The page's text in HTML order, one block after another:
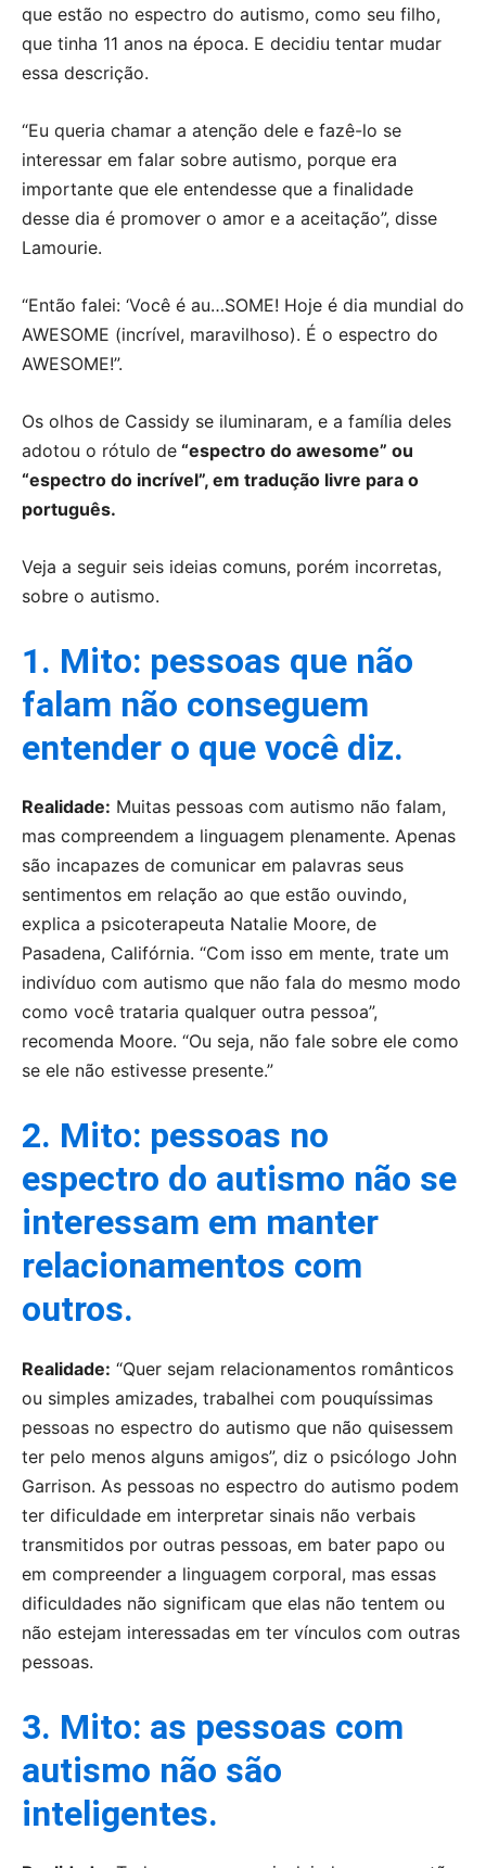
que estão no espectro do autismo, como seu filho,
que tinha 11 anos na época. E decidiu tentar mudar
essa descrição.
“Eu queria chamar a atenção dele e fazê-lo se
interessar em falar sobre autismo, porque era
importante que ele entendesse que a finalidade
desse dia é promover o amor e a aceitação”, disse
Lamourie.
“Então falei: ‘Você é au…SOME! Hoje é dia mundial do
AWESOME (incrível, maravilhoso). É o espectro do
AWESOME!”.
Os olhos de Cassidy se iluminaram, e a família deles
adotou o rótulo de “espectro do awesome” ou
“espectro do incrível”, em tradução livre para o
português.
Veja a seguir seis ideias comuns, porém incorretas,
sobre o autismo.
1. Mito: pessoas que não
falam não conseguem
entender o que você diz.
Realidade: Muitas pessoas com autismo não falam,
mas compreendem a linguagem plenamente. Apenas
são incapazes de comunicar em palavras seus
sentimentos em relação ao que estão ouvindo,
explica a psicoterapeuta Natalie Moore, de
Pasadena, Califórnia. “Com isso em mente, trate um
indivíduo com autismo que não fala do mesmo modo
como você trataria qualquer outra pessoa”,
recomenda Moore. “Ou seja, não fale sobre ele como
se ele não estivesse presente.”
2. Mito: pessoas no
espectro do autismo não se
interessam em manter
relacionamentos com
outros.
Realidade: “Quer sejam relacionamentos românticos
ou simples amizades, trabalhei com pouquíssimas
pessoas no espectro do autismo que não quisessem
ter pelo menos alguns amigos”, diz o psicólogo John
Garrison. As pessoas no espectro do autismo podem
ter dificuldade em interpretar sinais não verbais
transmitidos por outras pessoas, em bater papo ou
em compreender a linguagem corporal, mas essas
dificuldades não significam que elas não tentem ou
não estejam interessadas em ter vínculos com outras
pessoas.
3. Mito: as pessoas com
autismo não são
inteligentes.